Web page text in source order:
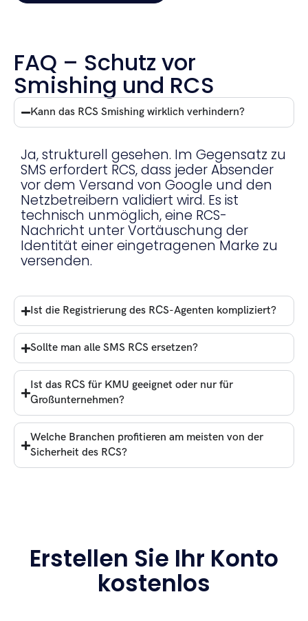
FAQ – Schutz vor
Smishing und RCS
Kann das RCS Smishing wirklich verhindern?
Ja, strukturell gesehen. Im Gegensatz zu
SMS erfordert RCS, dass jeder Absender
vor dem Versand von Google und den
Netzbetreibern validiert wird. Es ist
technisch unmöglich, eine RCS-
Nachricht unter Vortäuschung der
Identität einer eingetragenen Marke zu
versenden.
Ist die Registrierung des RCS-Agenten kompliziert?
Sollte man alle SMS RCS ersetzen?
Ist das RCS für KMU geeignet oder nur für
Großunternehmen?
Welche Branchen profitieren am meisten von der
Sicherheit des RCS?
Erstellen Sie Ihr Konto
kostenlos